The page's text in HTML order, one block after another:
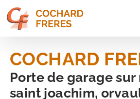
Passer
au
contenu
COCHARD
Porte de garage sur
saint joachim,